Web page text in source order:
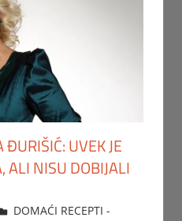
UVEK JE
ALI NISU DOBIJALI
Beba
DOMAĆI RECEPTI -